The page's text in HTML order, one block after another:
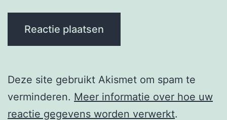
Deze site gebruikt Akismet om spam te
verminderen. Meer informatie over hoe uw
reactie gegevens worden verwerkt.